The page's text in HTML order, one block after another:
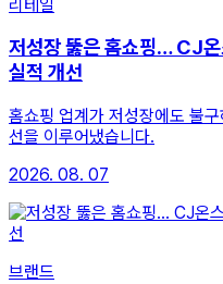
리테일
저성장 뚫은 홈쇼핑… CJ온
실적 개선
홈쇼핑 업계가 저성장에도 불
선을 이루어냈습니다.
2026. 08. 07
브랜드